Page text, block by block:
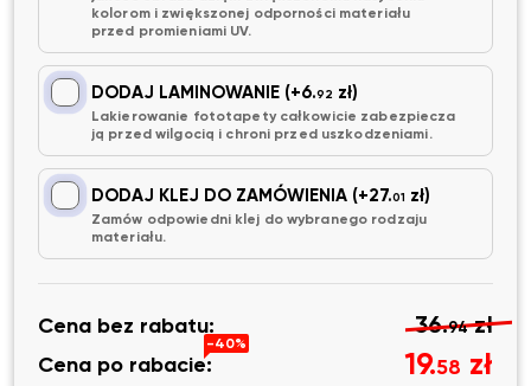
kolorom i zwiększonej odporności materiału
przed promieniami UV.
DODAJ LAMINOWANIE (+6.92 zł)
Lakierowanie fototapety całkowicie zabezpiecza
ją przed wilgocią i chroni przed uszkodzeniami.
DODAJ KLEJ DO ZAMÓWIENIA (+27.01 zł)
Zamów odpowiedni klej do wybranego rodzaju
materiału.
Cena bez rabatu: 36.94zł
Cena po rabacie:
-40%
19.58 zł